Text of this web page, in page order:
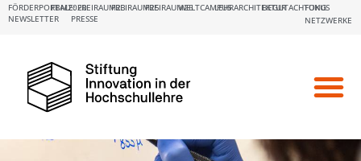
NEWSLETTER PRESSE
FÖRDERPORTALE:
FBM2020FREIRAUM23FREIRAUM25FREIRAUM26WELTCAMPUSLEHRARCHITEKTURBEGUTACHTUNG
FOKUS
NETZWERKE